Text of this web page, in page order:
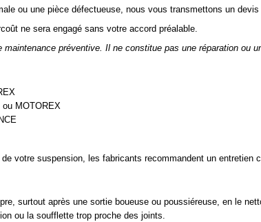
ou une pièce défectueuse, nous vous transmettons un
ne sera engagé sans votre accord préalable.
préventive. Il ne constitue pas une réparation ou
MOTOREX
votre suspension, les fabricants recommandent un entretien
surtout après une sortie boueuse ou poussiéreuse, en le
ou la soufflette trop proche des joints.